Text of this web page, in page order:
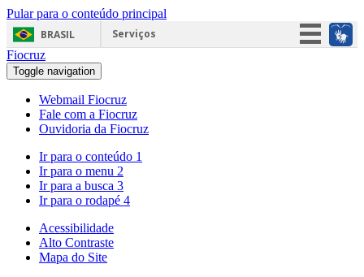
Pular para o conteúdo principal
BRASIL
Serviços
Fiocruz
Toggle navigation
Webmail Fiocruz
Fale com a Fiocruz
Ouvidoria da Fiocruz
Ir para o conteúdo 1
Ir para o menu 2
Ir para a busca 3
Ir para o rodapé 4
Acessibilidade
Alto Contraste
Mapa do Site